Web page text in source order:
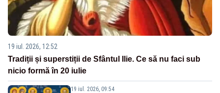
19 iul. 2026, 12:52
Tradiții și superstiții de Sfântul Ilie. Ce să nu faci sub
nicio formă în 20 iulie
19 iul. 2026, 09:54